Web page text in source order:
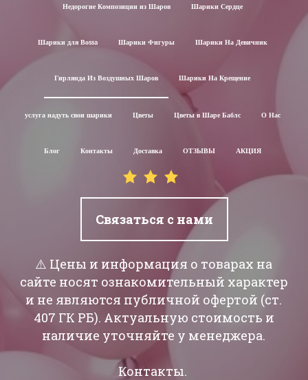
Недорогие Композиции из Шаров Шарики Сердце
Шарики для Воssa Шарики Фигуры Шарики На Девичник
Гирлянда Из Воздушных Шаров Шарики На Крещение
услуга надуть свои шарики Цветы Цветы в Шаре Баблс О Нас
Блог Контакты Доставка ОТЗЫВЫ АКЦИЯ
Связаться с нами
⚠️ Цены и информация о товарах на
сайте носят ознакомительный характер
и не являются публичной офертой (ст.
407 ГК РБ). Актуальную стоимость и
наличие уточняйте у менеджера.
Контакты.